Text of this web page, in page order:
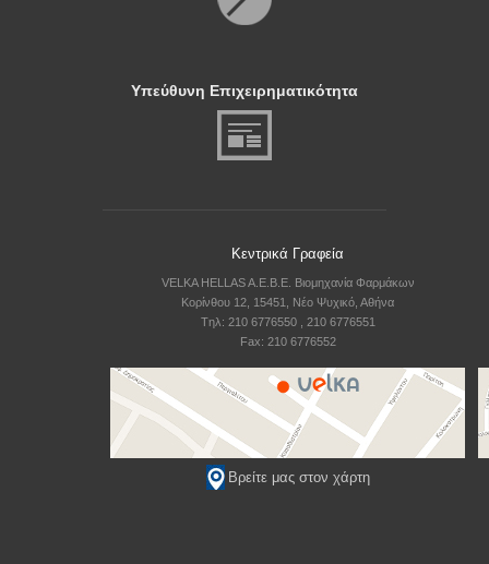
Υπεύθυνη Επιχειρηματικότητα
Κεντρικά Γραφεία
VELKA HELLAS A.E.B.E. Βιομηχανία Φαρμάκων
Κορίνθου 12, 15451, Νέο Ψυχικό, Αθήνα
Tηλ: 210 6776550 , 210 6776551
Fax: 210 6776552
Βρείτε μας στον χάρτη